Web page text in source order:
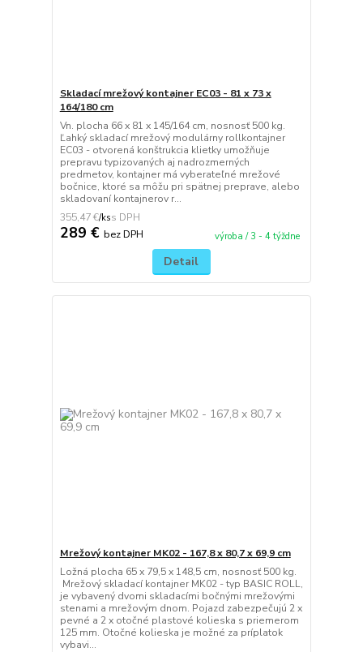
Skladací mrežový kontajner EC03 - 81 x 73 x
164/180 cm
Vn. plocha 66 x 81 x 145/164 cm, nosnosť 500 kg.
Ľahký skladací mrežový modulárny rollkontajner
EC03 - otvorená konštrukcia klietky umožňuje
prepravu typizovaných aj nadrozmerných
predmetov, kontajner má vyberateľné mrežové
bočnice, ktoré sa môžu pri spätnej preprave, alebo
skladovaní kontajnerov r...
355,47 €/ks
289 € bez DPH výroba / 3 - 4 týždne
Detail
Mrežový kontajner MK02 - 167,8 x 80,7 x 69,9 cm
Ložná plocha 65 x 79,5 x 148,5 cm, nosnosť 500 kg.
Mrežový skladací kontajner MK02 - typ BASIC ROLL,
je vybavený dvomi skladacími bočnými mrežovými
stenami a mrežovým dnom. Pojazd zabezpečujú 2 x
pevné a 2 x otočné plastové kolieska s priemerom
125 mm. Otočné kolieska je možné za príplatok
vybavi...